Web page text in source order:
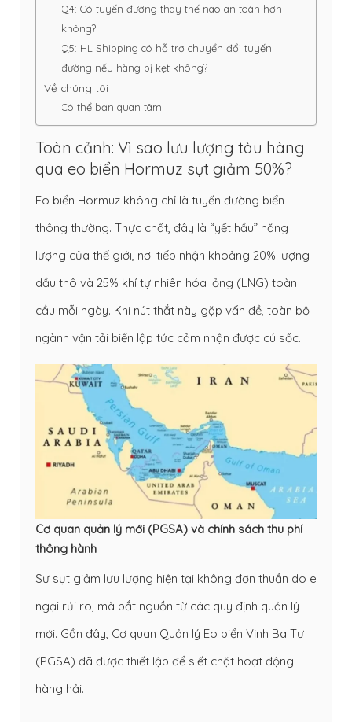
Q4: Có tuyến đường thay thế nào an toàn hơn
không?
Q5: HL Shipping có hỗ trợ chuyển đổi tuyến
đường nếu hàng bị kẹt không?
Về chúng tôi
Có thể bạn quan tâm:
Toàn cảnh: Vì sao lưu lượng tàu hàng
qua eo biển Hormuz sụt giảm 50%?
Eo biển Hormuz không chỉ là tuyến đường biển
thông thường. Thực chất, đây là “yết hầu” năng
lượng của thế giới, nơi tiếp nhận khoảng 20% lượng
dầu thô và 25% khí tự nhiên hóa lỏng (LNG) toàn
cầu mỗi ngày. Khi nút thắt này gặp vấn đề, toàn bộ
ngành vận tải biển lập tức cảm nhận được cú sốc.
Cơ quan quản lý mới (PGSA) và chính sách thu phí
thông hành
Sự sụt giảm lưu lượng hiện tại không đơn thuần do e
ngại rủi ro, mà bắt nguồn từ các quy định quản lý
mới. Gần đây, Cơ quan Quản lý Eo biển Vịnh Ba Tư
(PGSA) đã được thiết lập để siết chặt hoạt động
hàng hải.